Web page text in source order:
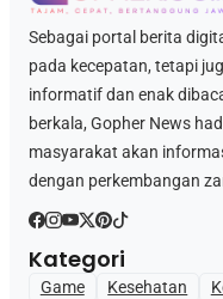
Sebagai portal berita
pada kecepatan, tetapi
informatif dan enak
berkala, Gopher News
masyarakat akan
dengan perkembangan
Kategori
Game Kesehatan